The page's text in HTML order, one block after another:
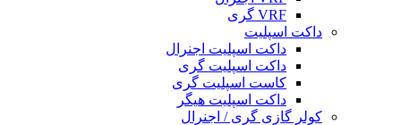
VRF گری
داکت اسپلیت
داکت اسپلیت اجنرال
داکت اسپلیت گری
کاست اسپلیت گری
داکت اسپلیت هیگر
کولر گازی گری / اجنرال